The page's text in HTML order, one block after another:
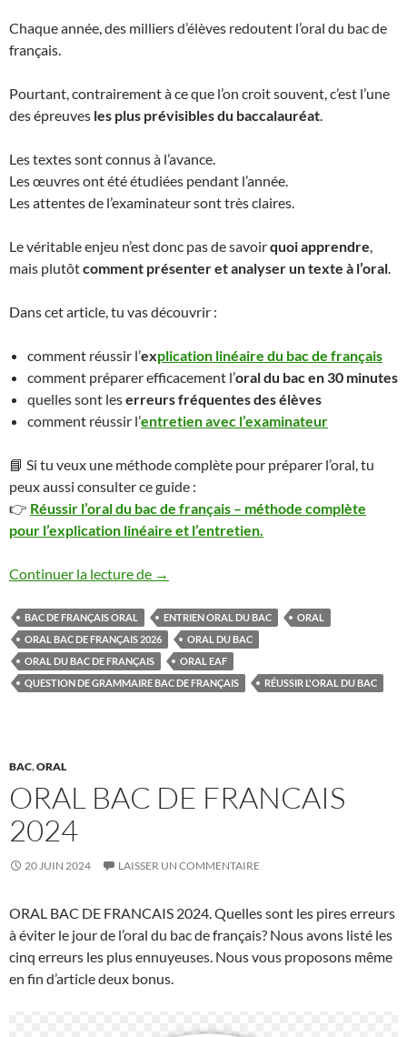
Chaque année, des milliers d’élèves redoutent l’oral du bac de
français.
Pourtant, contrairement à ce que l’on croit souvent, c’est l’une
des épreuves les plus prévisibles du baccalauréat.
Les textes sont connus à l’avance.
Les œuvres ont été étudiées pendant l’année.
Les attentes de l’examinateur sont très claires.
Le véritable enjeu n’est donc pas de savoirquoi apprendre,
mais plutôtcomment présenter et analyser un texte à l’oral.
Dans cet article, tu vas découvrir :
comment réussir l’explication linéaire du bac de français
comment préparer efficacement l’oral du bac en 30 minutes
quelles sont leserreurs fréquentes des élèves
comment réussir l’entretien avec l’examinateur
📘 Si tu veux une méthode complète pour préparer l’oral, tu
peux aussi consulter ce guide :
👉 Réussir l’oral du bac de français – méthode complète
pour l’explication linéaire et l’entretien.
Continuer la lecture de Oral du bac de français : méthode
→
BAC DE FRANÇAIS ORAL ENTRIEN ORAL DU BAC
ORAL
ORAL BAC DE FRANÇAIS 2026
ORAL DU BAC
ORAL DU BAC DE FRANÇAIS
ORAL EAF
QUESTION DE GRAMMAIRE BAC DE FRANÇAIS
RÉUSSIR L'ORAL DU BAC
BAC,ORAL
ORAL BAC DE FRANCAIS
2024
20 JUIN 2024 LAISSER UN COMMENTAIRE
ORAL BAC DE FRANCAIS 2024. Quelles sont les pires erreurs
à éviter le jour de l’oral du bac de français? Nous avons listé les
cinq erreurs les plus ennuyeuses. Nous vous proposons même
en fin d’article deux bonus.